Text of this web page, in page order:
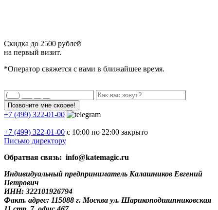
Скидка до 2500 рублей
на первый визит.
*Оператор свяжется с вами в ближайшее время.
+7 (499) 322-01-00
+7 (499) 322-01-00 с 10:00 по 22:00 закрыто
Письмо директору
Обратная связь: info@katemagic.ru
Индивидуальный предприниматель Калашников Евгений
Петрович
ИНН: 322101926794
Факт. адрес: 115088 г. Москва ул. Шарикоподшипниковская